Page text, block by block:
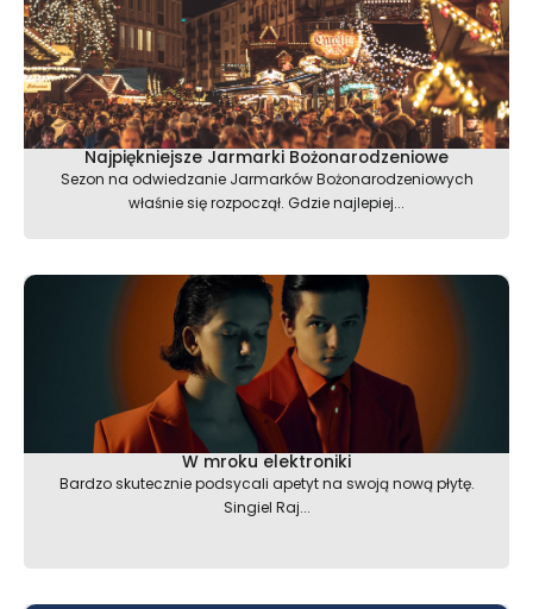
Najpiękniejsze Jarmarki Bożonarodzeniowe
Sezon na odwiedzanie Jarmarków Bożonarodzeniowych
właśnie się rozpoczął. Gdzie najlepiej...
W mroku elektroniki
Bardzo skutecznie podsycali apetyt na swoją nową płytę.
Singiel Raj...